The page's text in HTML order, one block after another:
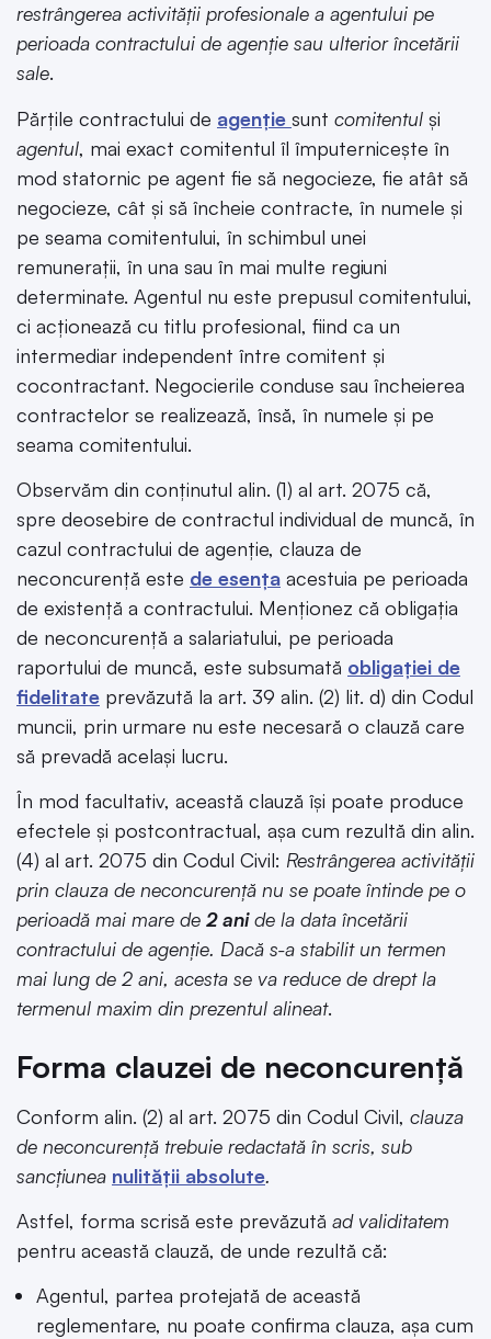
restrângerea activității profesionale a agentului pe
perioada contractului de agenție sau ulterior încetării
sale.
Părțile contractului de agenție sunt comitentul și
agentul, mai exact comitentul îl împuternicește în
mod statornic pe agent fie să negocieze, fie atât să
negocieze, cât și să încheie contracte, în numele și
pe seama comitentului, în schimbul unei
remunerații, în una sau în mai multe regiuni
determinate. Agentul nu este prepusul comitentului,
ci acționează cu titlu profesional, fiind ca un
intermediar independent între comitent și
cocontractant. Negocierile conduse sau încheierea
contractelor se realizează, însă, în numele și pe
seama comitentului.
Observăm din conținutul alin. (1) al art. 2075 că,
spre deosebire de contractul individual de muncă, în
cazul contractului de agenție, clauza de
neconcurență este de esența acestuia pe perioada
de existență a contractului. Menționez că obligația
de neconcurență a salariatului, pe perioada
raportului de muncă, este subsumată obligației de
fidelitate prevăzută la art. 39 alin. (2) lit. d) din Codul
muncii, prin urmare nu este necesară o clauză care
să prevadă același lucru.
În mod facultativ, această clauză își poate produce
efectele și postcontractual, așa cum rezultă din alin.
(4) al art. 2075 din Codul Civil: Restrângerea activităţii
prin clauza de neconcurenţă nu se poate întinde pe o
perioadă mai mare de 2 anide la data încetării
contractului de agenţie. Dacă s-a stabilit un termen
mai lung de 2 ani, acesta se va reduce de drept la
termenul maxim din prezentul alineat.
Forma clauzei de neconcurență
Conform alin. (2) al art. 2075 din Codul Civil, clauza
de neconcurenţă trebuie redactată în scris, sub
sancţiunea nulităţii absolute.
Astfel, forma scrisă este prevăzută ad validitatem
pentru această clauză, de unde rezultă că:
Agentul, partea protejată de această
reglementare, nu poate confirma clauza, așa cum